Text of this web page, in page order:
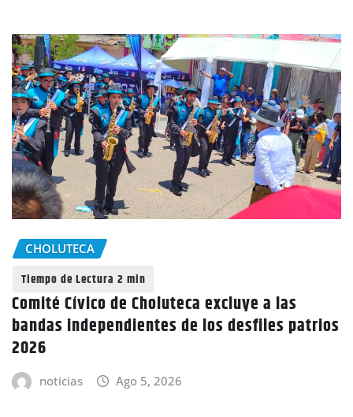
CHOLUTECA
Comité Cívico de Choluteca excluye a las
bandas independientes de los desfiles patrios
2026
noticias Ago 5, 2026